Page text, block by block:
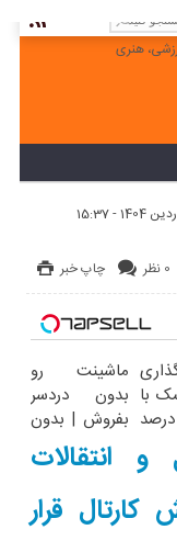
چاپ خبر 0 نظر
با
38 درصد
ماشینت رو
بدون دردسر
بفروش | بدون
کمسیون
انتقالات
قرار